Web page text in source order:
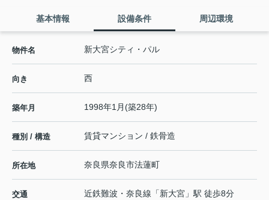
基本情報 設備条件 周辺環境
物件名 新大宮シティ・パル
向き 西
築年月 1998年1月(築28年)
種別 / 構造 賃貸マンション / 鉄骨造
所在地 奈良県奈良市法蓮町
交通 近鉄難波・奈良線 「新大宮 」駅 徒歩8分